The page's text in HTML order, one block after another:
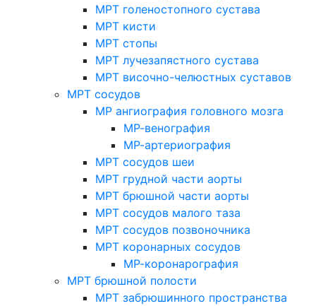
МРТ голеностопного сустава
МРТ кисти
МРТ стопы
МРТ лучезапястного сустава
МРТ височно-челюстных суставов
МРТ сосудов
МР ангиография головного мозга
МР-венография
МР-артериография
МРТ сосудов шеи
МРТ грудной части аорты
МРТ брюшной части аорты
МРТ сосудов малого таза
МРТ сосудов позвоночника
МРТ коронарных сосудов
МР-коронарография
МРТ брюшной полости
МРТ забрюшинного пространства